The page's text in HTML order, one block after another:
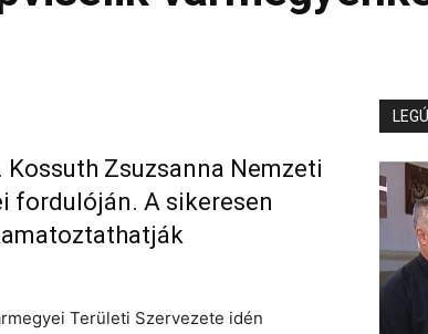
Zsuzsanna Nemzeti
fordulóján. A sikeresen
Területi Szervezete idén